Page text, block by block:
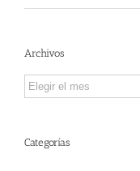
Archivos
Archivos
Categorías